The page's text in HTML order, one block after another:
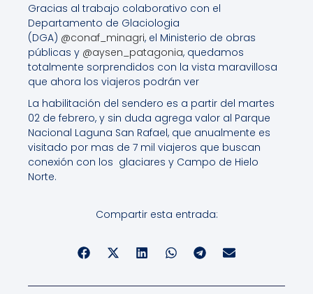
Gracias al trabajo colaborativo con el
Departamento de Glaciologia
(DGA) @conaf_minagri, el Ministerio de obras
públicas y @aysen_patagonia, quedamos
totalmente sorprendidos con la vista maravillosa
que ahora los viajeros podrán ver
La habilitación del sendero es a partir del martes
02 de febrero, y sin duda agrega valor al Parque
Nacional Laguna San Rafael, que anualmente es
visitado por mas de 7 mil viajeros que buscan
conexión con los glaciares y Campo de Hielo
Norte.
Compartir esta entrada: